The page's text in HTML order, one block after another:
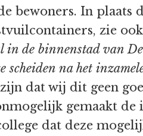
bewoners. In plaats
zie
in de binnenstad van
scheiden na het
dat wij dit geen
gemaakt de
dat deze